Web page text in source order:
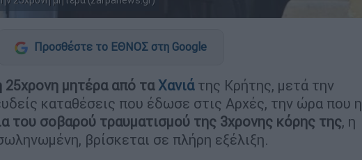
Προσθέστε το ΕΘΝΟΣ στη Google
25χρονη μητέρα από ταΧανιάτης Κρήτης, μετά την
καταθέσεις που έδωσε στις Αρχές, την ώρα που η
του σοβαρού τραυματισμού της 3χρονης κόρης της, η
βρίσκεται σε πλήρη εξέλιξη.